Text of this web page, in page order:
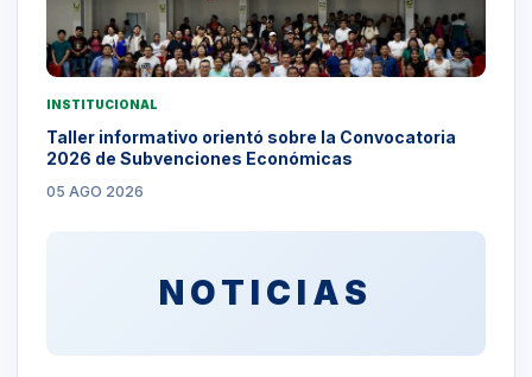
INSTITUCIONAL
Taller informativo orientó sobre la Convocatoria
2026 de Subvenciones Económicas
05 AGO 2026
NOTICIAS